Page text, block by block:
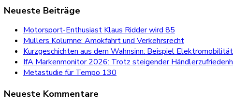
Neueste Beiträge
Motorsport-Enthusiast Klaus Ridder wird 85
Müllers Kolumne: Amokfahrt und Verkehrsrecht
Kurzgeschichten aus dem Wahnsinn: Beispiel Elektromobilität
IfA Markenmonitor 2026: Trotz steigender
Metastudie für Tempo 130
Neueste Kommentare